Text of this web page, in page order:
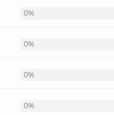
0%
0%
0%
0%